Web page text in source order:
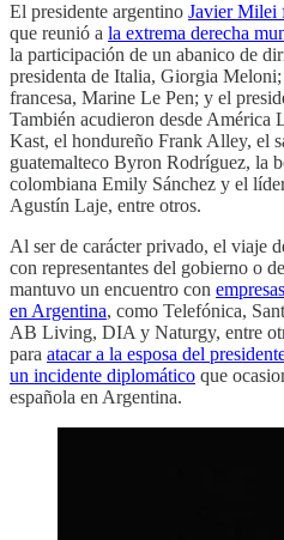
El presidente argentino Javier Milei
que reunió a la extrema derecha
la participación de un abanico de
presidenta de Italia, Giorgia
francesa, Marine Le Pen; y el
También acudieron desde América
Kast, el hondureño Frank Alley, el
guatemalteco Byron Rodríguez, la
colombiana Emily Sánchez y el
Agustín Laje, entre otros.
Al ser de carácter privado, el viaje
con representantes del gobierno o
mantuvo un encuentro con
en Argentina, como Telefónica,
AB Living, DIA y Naturgy, entre
para atacar a la esposa del
un incidente diplomático que
española en Argentina.